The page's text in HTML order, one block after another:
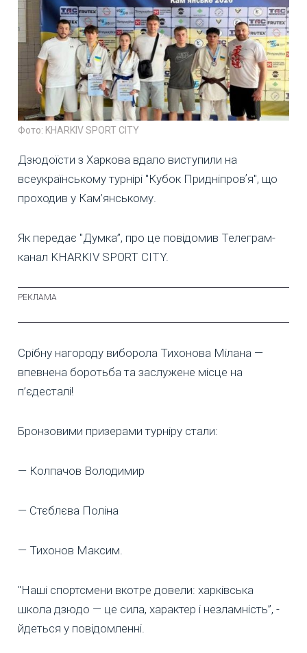
Фото: KHARKIV SPORT CITY
Дзюдоїсти з Харкова вдало виступили на
всеукраїнському турнірі "Кубок Придніпровʼя", що
проходив у Кам’янському.
Як передає "Думка”, про це повідомив Телеграм-
канал KHARKIV SPORT CITY.
Срібну нагороду виборола Тихонова Мілана —
впевнена боротьба та заслужене місце на
п’єдесталі!
Бронзовими призерами турніру стали:
— Колпачов Володимир
— Стєблєва Поліна
— Тихонов Максим.
"Наші спортсмени вкотре довели: харківська
школа дзюдо — це сила, характер і незламність”, -
йдеться у повідомленні.